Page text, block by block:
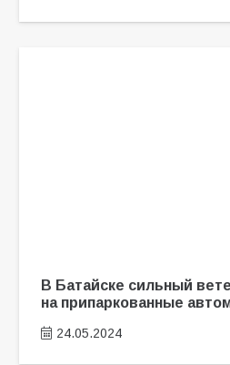
В Батайске сильный
на припаркованные
24.05.2024